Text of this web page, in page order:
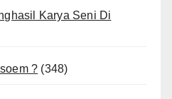
Karya Seni Di
? (348)